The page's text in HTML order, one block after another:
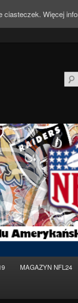
MAGAZYN NFL24
ciasteczek. Więcej